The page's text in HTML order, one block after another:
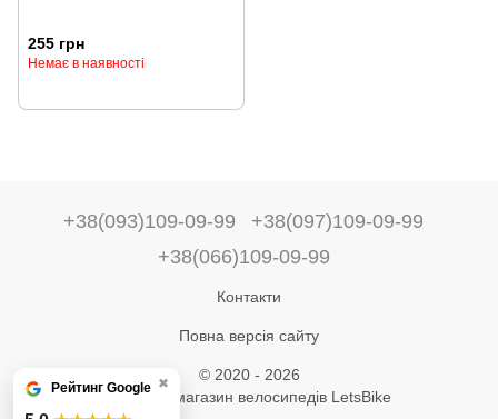
255 грн
Немає в наявності
+38(093)109-09-99
+38(097)109-09-99
+38(066)109-09-99
Контакти
Повна версія сайту
© 2020 - 2026
Інтернет-магазин велосипедів LetsBike
✖
Рейтинг Google